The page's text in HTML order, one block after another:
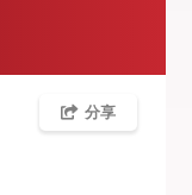
分享